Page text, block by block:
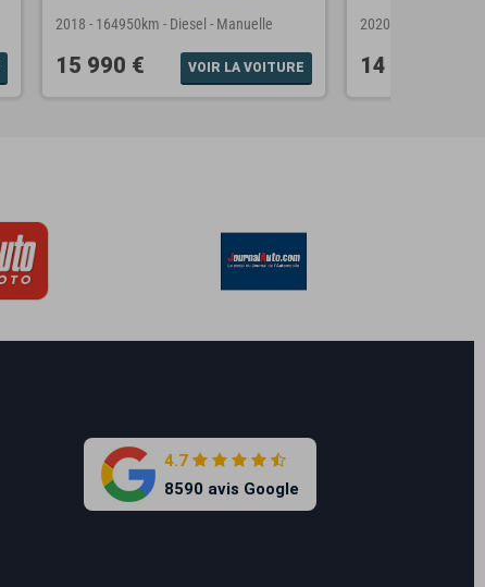
2018 - 164950km - Diesel - Manuelle
15 990 € VOIR LA VOITURE
2020
14 990 €
4.7
8590 avis Google